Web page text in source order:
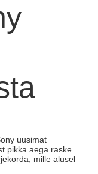
uusimat
pikka aega raske
mille alusel